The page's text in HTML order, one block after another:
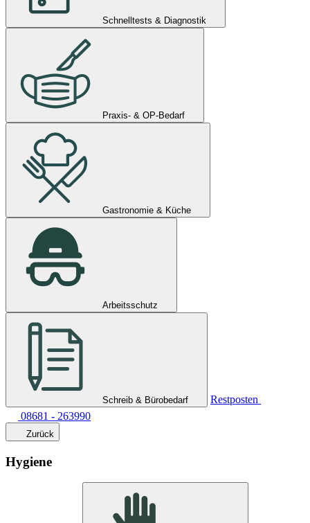
Schnelltests & Diagnostik
Praxis- & OP-Bedarf
Gastronomie & Küche
Arbeitsschutz
Schreib & Bürobedarf
Restposten
08681 - 263990
Zurück
Hygiene